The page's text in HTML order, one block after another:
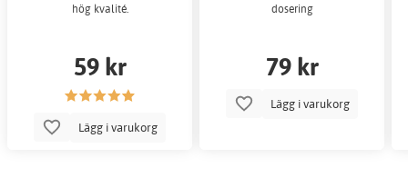
hög kvalité.
59 kr
Lägg i varukorg
dosering
79 kr
Lägg i varukorg